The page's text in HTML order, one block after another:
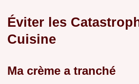
Éviter les
Cuisine
Ma crème a tranché